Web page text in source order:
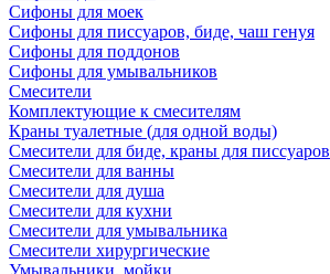
Сифоны для моек
Сифоны для писсуаров, биде, чаш генуя
Сифоны для поддонов
Сифоны для умывальников
Смесители
Комплектующие к смесителям
Краны туалетные (для одной воды)
Смесители для биде, краны для писсуаров
Смесители для ванны
Смесители для душа
Смесители для кухни
Смесители для умывальника
Смесители хирургические
Умывальники, мойки